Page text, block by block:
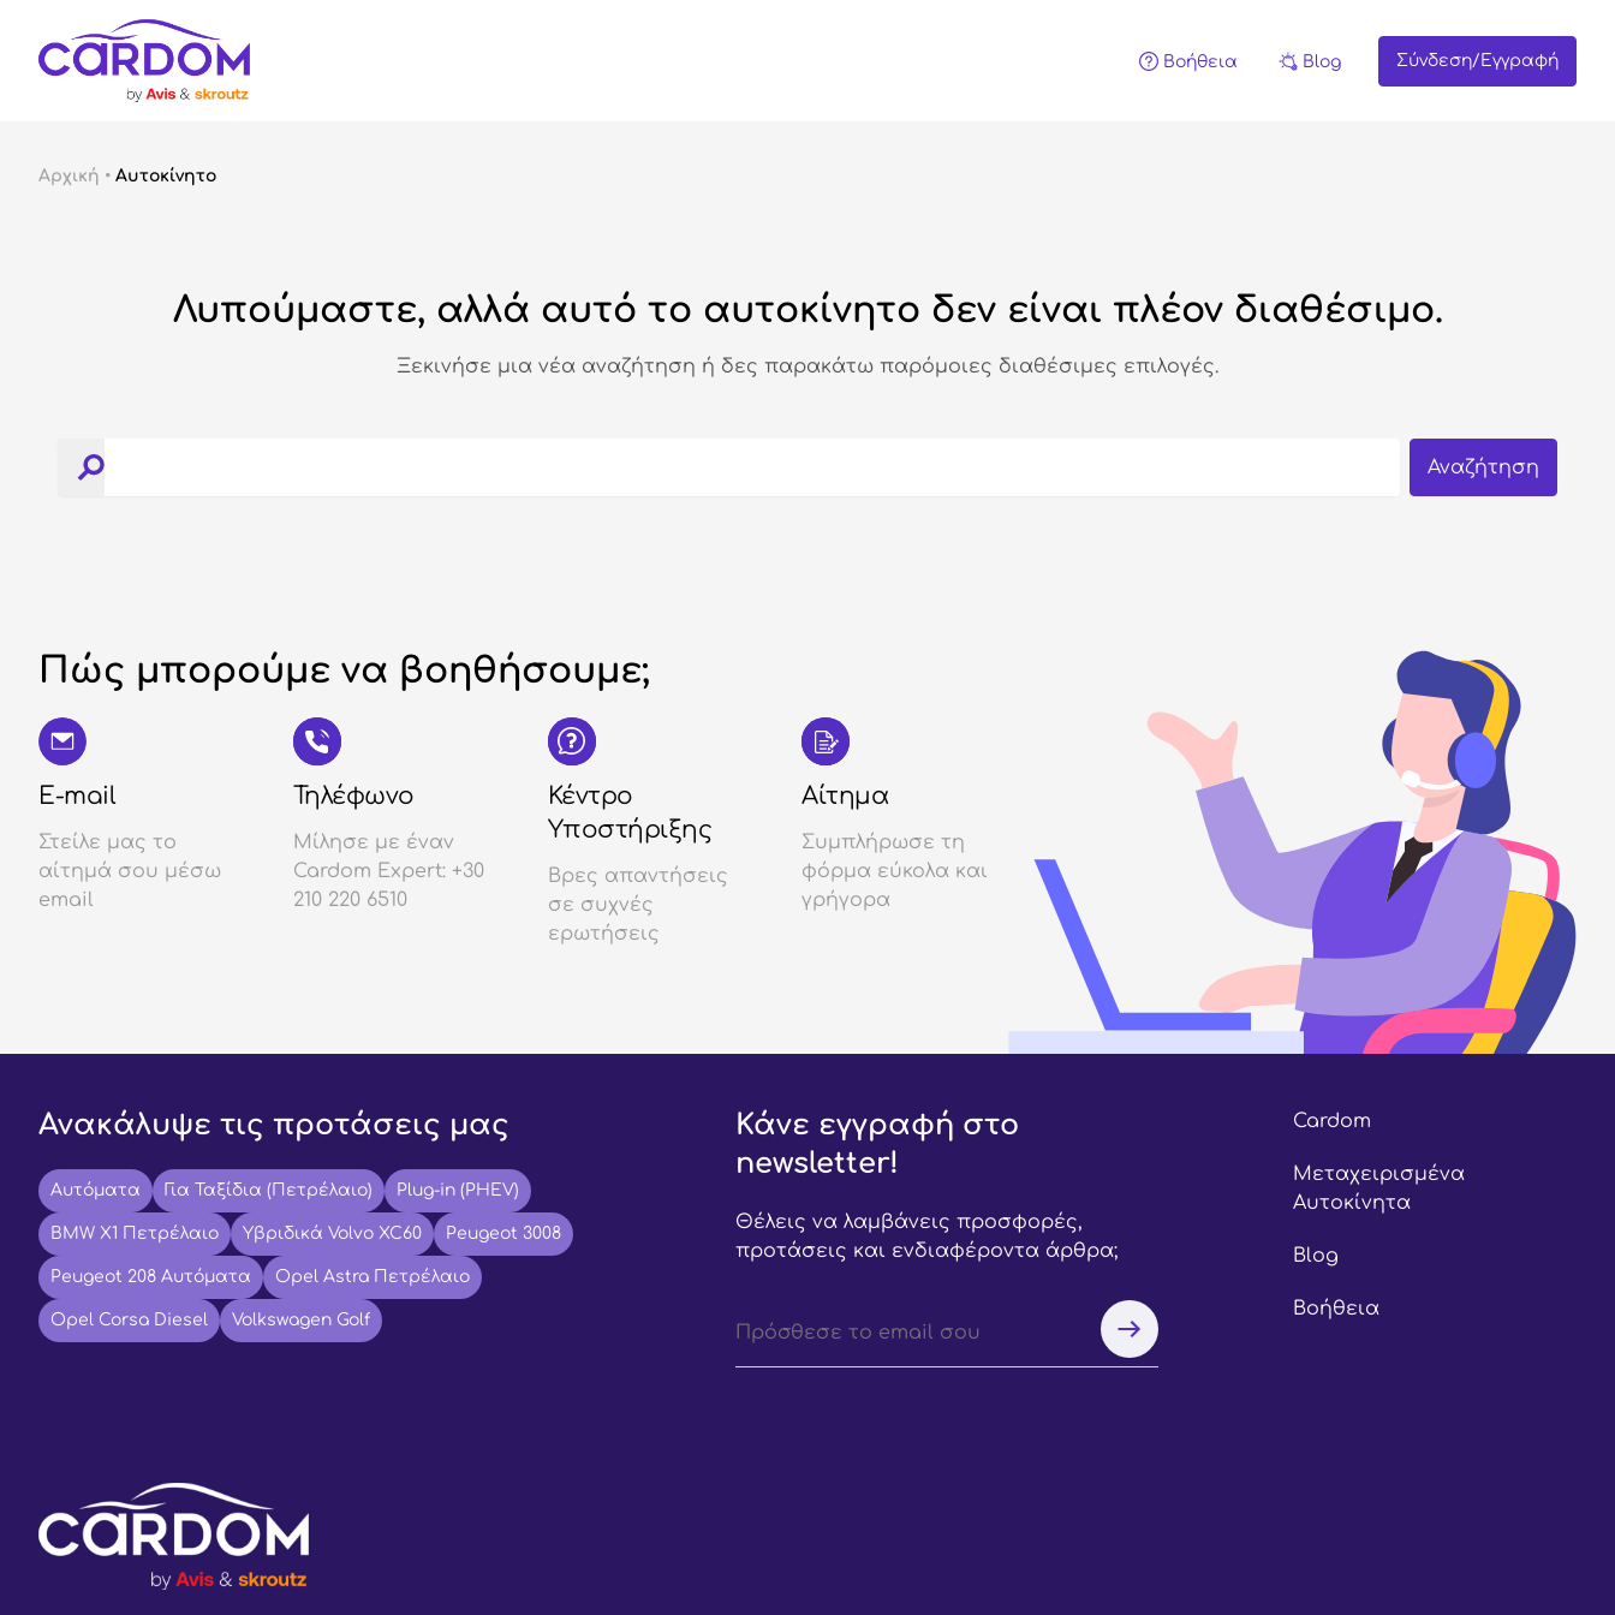
Βοήθεια Blog Σύνδεση/Εγγραφή
Αρχική • Αυτοκίνητο
Λυπούμαστε, αλλά αυτό το αυτοκίνητο δεν είναι πλέον διαθέσιμο.
Ξεκινήσε μια νέα αναζήτηση ή δες παρακάτω παρόμοιες διαθέσιμες επιλογές.
Αναζήτηση
Πώς μπορούμε να βοηθήσουμε;
E-mail
Στείλε μας το
αίτημά σου μέσω
email
Τηλέφωνο
Μίλησε με έναν
Cardom Expert: +30
210 220 6510
Κέντρο
Υποστήριξης
Βρες απαντήσεις
σε συχνές
ερωτήσεις
Αίτημα
Συμπλήρωσε τη
φόρμα εύκολα και
γρήγορα
Ανακάλυψε τις προτάσεις μας
Αυτόματα Για Ταξίδια (Πετρέλαιο) Plug-in (PHEV)
BMW X1 Πετρέλαιο Υβριδικά Volvo XC60 Peugeot 3008
Peugeot 208 Αυτόματα Opel Astra Πετρέλαιο
Opel Corsa Diesel Volkswagen Golf
Κάνε εγγραφή στο
newsletter!
Θέλεις να λαμβάνεις προσφορές,
προτάσεις και ενδιαφέροντα άρθρα;
Cardom
Μεταχειρισμένα
Αυτοκίνητα
Blog
Βοήθεια